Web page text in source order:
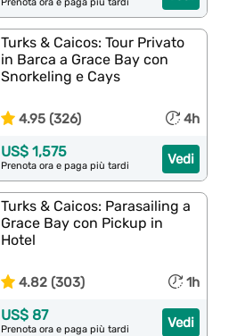
Turks & Caicos: Tour Privato
in Barca a Grace Bay con
Snorkeling e Cays
4.95 (326) 4h
Vedi
US$ 1,575
Prenota ora e paga più tardi
Turks & Caicos: Parasailing a
Grace Bay con Pickup in
Hotel
4.82 (303) 1h
Vedi
US$ 87
Prenota ora e paga più tardi